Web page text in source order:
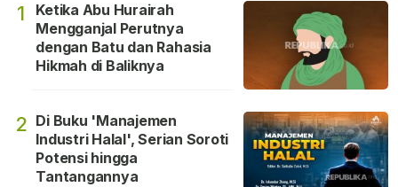
1
Ketika Abu Hurairah
Mengganjal Perutnya
dengan Batu dan Rahasia
Hikmah di Baliknya
2 Di Buku 'Manajemen
Industri Halal', Serian Soroti
Potensi hingga
Tantangannya